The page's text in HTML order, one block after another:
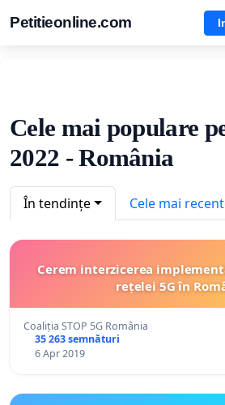
Petitieonline.com
Cele mai populare
2022 - România
În tendințe Cele mai
Cerem interzicerea
rețelei 5G în
Coaliția STOP 5G România
35 263 semnături
6 Apr 2019